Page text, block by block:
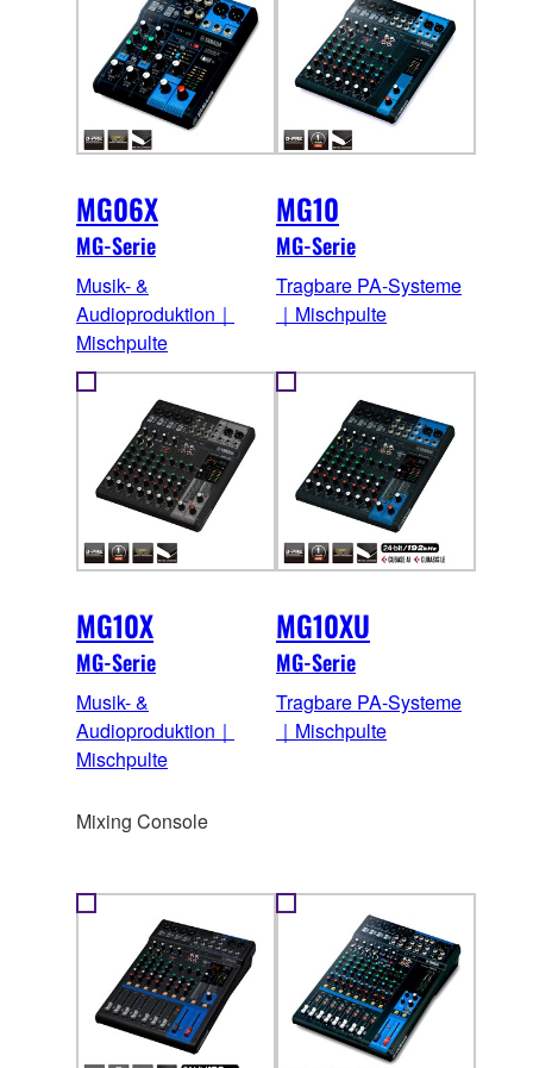
MG06X
MG-Serie
Musik- &
Audioproduktion｜
Mischpulte
MG10
MG-Serie
Tragbare PA-Systeme
｜Mischpulte
MG10X
MG-Serie
Musik- &
Audioproduktion｜
Mischpulte
Mixing Console
MG10XU
MG-Serie
Tragbare PA-Systeme
｜Mischpulte